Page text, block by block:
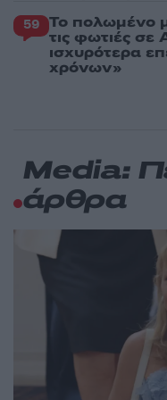
59 Το πολωμένο
τις φωτιές σε
ισχυρότερα
χρόνων»
Media:
άρθρα